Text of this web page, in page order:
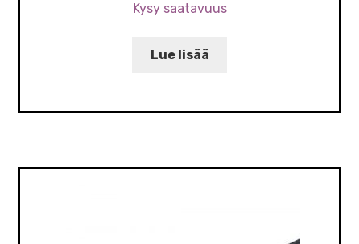
Kysy saatavuus
Lue lisää